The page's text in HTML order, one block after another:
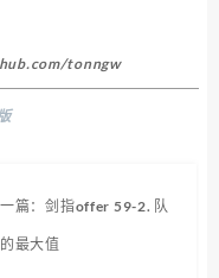
tonngw
篇：剑指offer 59-2. 队
最大值